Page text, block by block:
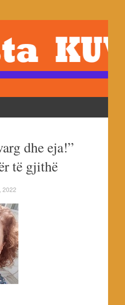
e shoqates Kuvendi, botues
dhe eja!”
të gjithë
2022